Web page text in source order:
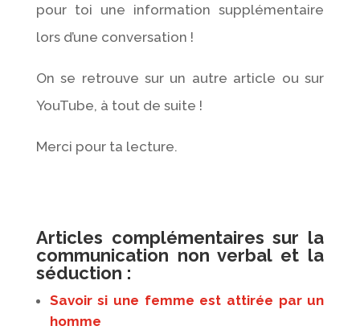
pour toi une information supplémentaire
lors d’une conversation !
On se retrouve sur un autre article ou sur
YouTube, à tout de suite !
Merci pour ta lecture.
Articles complémentaires sur la
communication non verbal et la
séduction :
Savoir si une femme est attirée par un
homme